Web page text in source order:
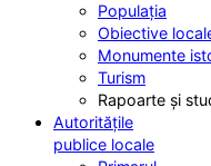
Populația
Obiective
Monumente
Turism
Rapoarte și
Autoritățile
publice locale